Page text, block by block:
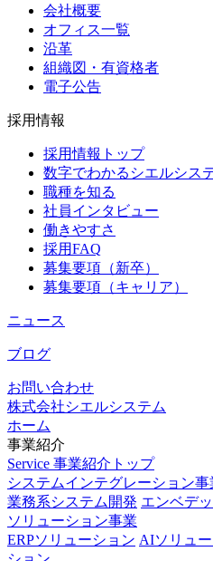
会社概要
オフィス一覧
沿革
組織図・有資格者
電子公告
採用情報
採用情報トップ
数字でわかるシエルシス
職種を知る
社員インタビュー
働きやすさ
採用FAQ
募集要項（新卒）
募集要項（キャリア）
ニュース
ブログ
お問い合わせ
株式会社シエルシステム
ホーム
事業紹介
Service 事業紹介トップ
システムインテグレーション事
業務系システム開発 エンベデ
ソリューション事業
ERPソリューション AIソリュ